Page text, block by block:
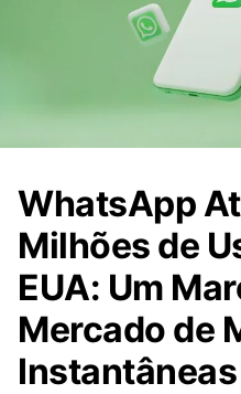
WhatsApp
Milhões de
EUA: Um
Mercado de
Instantâneas